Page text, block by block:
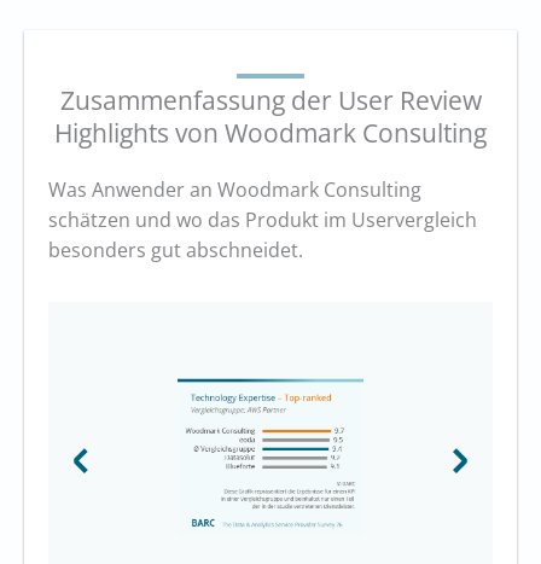
Zusammenfassung der User Review
Highlights von Woodmark Consulting
Was Anwender an Woodmark Consulting
schätzen und wo das Produkt im Uservergleich
besonders gut abschneidet.